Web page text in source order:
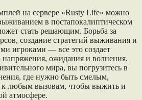
на сервере «Rusty Life» можно
в постапокалиптическом
стать решающим. Борьба за
создание стратегий выживания и
игроками — все это создает
напряжения, ожидания и волнения.
мира, вы погрузитесь в
где нужно быть смелым,
любым вызовам, чтобы выжить и
атмосфере.